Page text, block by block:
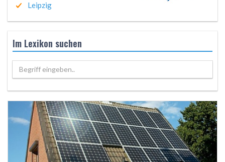
Leipzig
Im Lexikon suchen
Begriff eingeben..